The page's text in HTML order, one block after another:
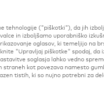
tehnologije ("piškotki"), da jih
in izboljšamo uporabniško
oglasov, ki temeljijo na
"Upravljaj piškotke" spodaj, da
soglasja lahko vedno
kot povezava namesto
tistih, ki so nujno potrebni za